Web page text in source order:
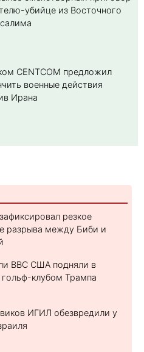
убийце из Восточного
CENTCOM предложил
военные действия
Ирана
резкое
разрыва между Биби и
ВВС США подняли в
гольф-клубом Трампа
ИГИЛ обезвредили у